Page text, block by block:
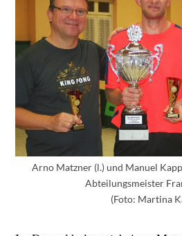
Arno Matzner (l.) und Manuel
Abteilungsmeister
(Foto: Martina